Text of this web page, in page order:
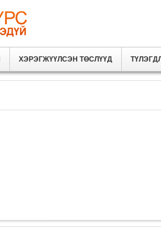
ХЭРЭГЖҮҮЛСЭН ТӨСЛҮҮД